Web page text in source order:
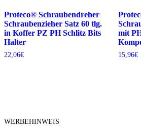
Proteco® Schraubendreher
Schraubenzieher Satz 60 tlg.
in Koffer PZ PH Schlitz Bits
Halter
22,06€
mit
15,96€
WERBEHINWEIS